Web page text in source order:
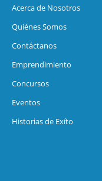
Acerca de Nosotros
Quiénes Somos
Contáctanos
Emprendimiento
Concursos
Eventos
Historias de Exíto